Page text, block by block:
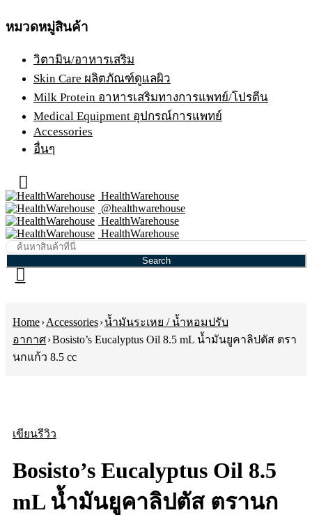
หมวดหมู่สินค้า
วิตามิน/อาหารเสริม
Skin Care ผลิตภัณฑ์ดูแลผิว
Milk Protein อาหารเสริมทางการแพทย์/โปรตีน
Medical Equipment อุปกรณ์การแพทย์
Accessories
อื่นๆ
HealthWarehouse
@healthwarehouse
HealthWarehouse
HealthWarehouse
Home›Accessories›น้ำมันระเหย / น้ำหอมปรับ
อากาศ›Bosisto’s Eucalyptus Oil 8.5 mL น้ำมันยูคาลิปตัส ตรา
นกแก้ว 8.5 cc
เขียนรีวิว
Bosisto’s Eucalyptus Oil 8.5
mL น้ำมันยูคาลิปตัส ตรานก